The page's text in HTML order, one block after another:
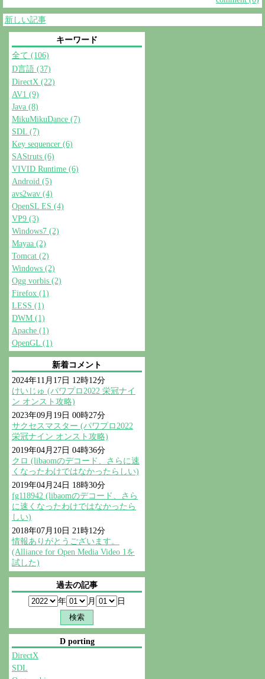
新しい記事
キーワード
全て (106)
D言語 (37)
DirectX (22)
AV1 (9)
Java (8)
MikuMikuDance (7)
SDL (7)
Key sequencer (6)
SAStruts (6)
VIVID Runtime (6)
Android (5)
avs2wav (4)
OpenSL ES (4)
VP9 (3)
Windows7 (2)
Mayaa (2)
Tomcat (2)
Windows (2)
Ogg vorbis (2)
Firefox (1)
LESS (1)
DWM (1)
Apache (1)
OpenGL (1)
新着コメント
2024年11月17日 12時12分
けいじゅ (パワプロ2022 栄冠ナイ
ン オンスト攻略)
2023年09月19日 00時27分
サクセスマスター (パワプロ2022
栄冠ナイン オンスト攻略)
2019年04月27日 04時36分
クロ (libaomのデコード、さらに速
くなったわけではなかったらしい)
2019年04月24日 18時30分
fg118942 (libaomのデコード、さら
に速くなったわけではなかったら
しい)
2018年07月10日 21時12分
情報ありがとうございます。
(Alliance for Open Media Video 1を
試した)
過去の記事
年
月 日
D porting
DirectX
SDL